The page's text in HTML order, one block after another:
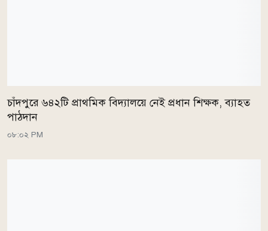
চাঁদপুরে ৬৪২টি প্রাথমিক বিদ্যালয়ে নেই প্রধান শিক্ষক, ব্যাহত
পাঠদান
০৮:০২ PM